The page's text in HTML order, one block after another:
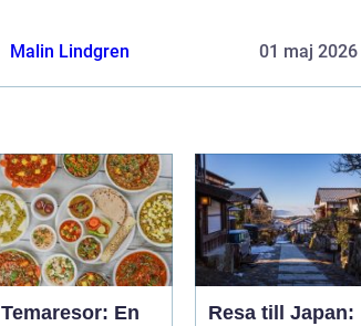
Malin Lindgren 01 maj 2026
Temaresor: En
Resa till Japan: